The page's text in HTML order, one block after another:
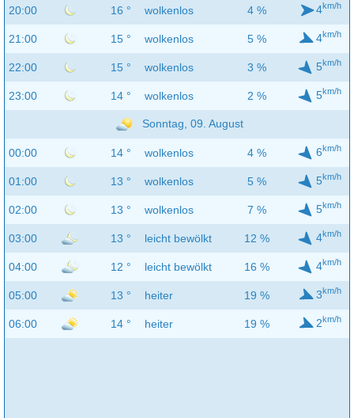
20:00 16 ° wolkenlos 4 % 4km/h
21:00 15 ° wolkenlos 5 % 4km/h
22:00 15 ° wolkenlos 3 % 5km/h
23:00 14 ° wolkenlos 2 % 5km/h
Sonntag, 09. August
00:00 14 ° wolkenlos 4 % 6km/h
01:00 13 ° wolkenlos 5 % 5km/h
02:00 13 ° wolkenlos 7 % 5km/h
03:00 13 ° leicht bewölkt 12 % 4km/h
04:00 12 ° leicht bewölkt 16 % 4km/h
05:00 13 ° heiter 19 % 3km/h
06:00 14 ° heiter 19 % 2km/h